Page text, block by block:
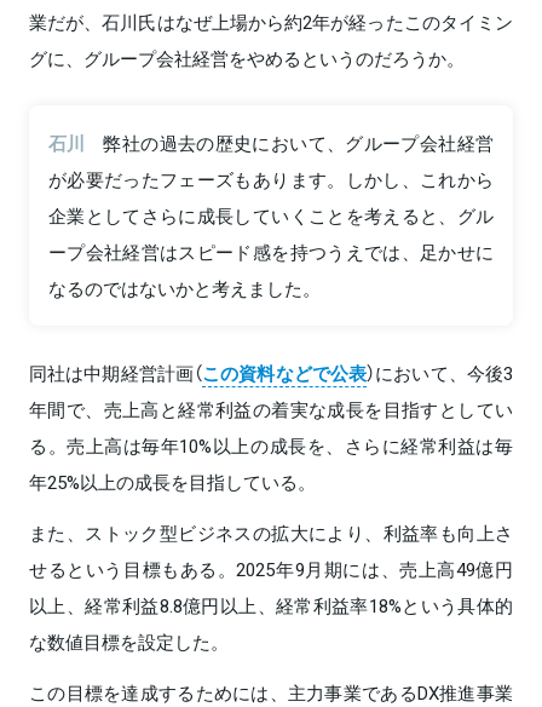
業だが、石川氏はなぜ上場から約2年が経ったこのタイミン
グに、グループ会社経営をやめるというのだろうか。
石川
弊社の過去の歴史において、グループ会社経営
が必要だったフェーズもあります。しかし、これから
企業としてさらに成長していくことを考えると、グル
ープ会社経営はスピード感を持つうえでは、足かせに
なるのではないかと考えました。
同社は中期経営計画（この資料などで公表）において、今後3
年間で、売上高と経常利益の着実な成長を目指すとしてい
る。売上高は毎年10%以上の成長を、さらに経常利益は毎
年25%以上の成長を目指している。
また、ストック型ビジネスの拡大により、利益率も向上さ
せるという目標もある。2025年9月期には、売上高49億円
以上、経常利益8.8億円以上、経常利益率18%という具体的
な数値目標を設定した。
この目標を達成するためには、主力事業であるDX推進事業